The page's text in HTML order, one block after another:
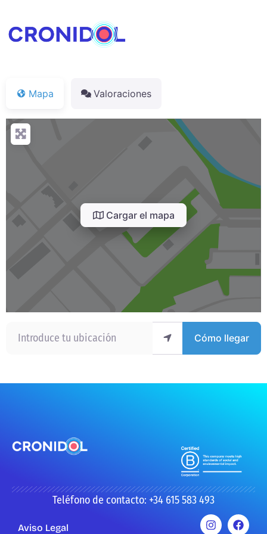
Mapa Valoraciones
Cargar el mapa
Cómo llegar
Teléfono de contacto: +34 615 583 493
Aviso Legal